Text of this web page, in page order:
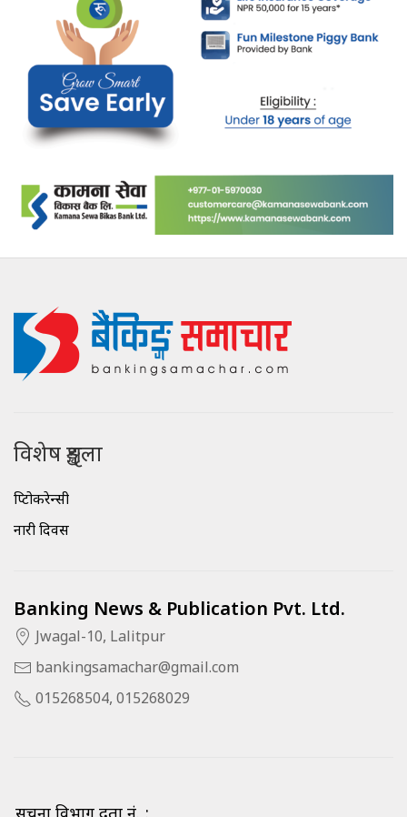
विशेष शृङ्खला
क्रिप्टोकरेन्सी
नारी दिवस
Banking News & Publication Pvt. Ltd.
Jwagal-10, Lalitpur
bankingsamachar@gmail.com
015268504, 015268029